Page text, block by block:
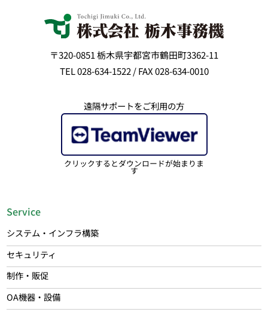
〒320-0851 栃木県宇都宮市鶴田町3362-11
TEL 028-634-1522 / FAX 028-634-0010
遠隔サポートをご利用の方
クリックするとダウンロードが始まりま
す
Service
システム・インフラ構築
セキュリティ
制作・販促
OA機器・設備